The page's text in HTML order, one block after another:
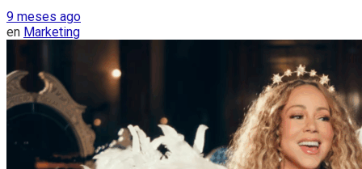
9 meses ago
en Marketing